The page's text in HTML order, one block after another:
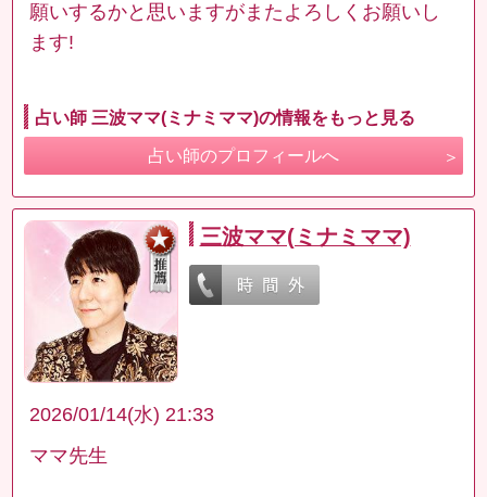
願いするかと思いますがまたよろしくお願いし
ます!
占い師 三波ママ(ミナミママ)の情報をもっと見る
占い師のプロフィールへ
三波ママ(ミナミママ)
2026/01/14(水) 21:33
ママ先生